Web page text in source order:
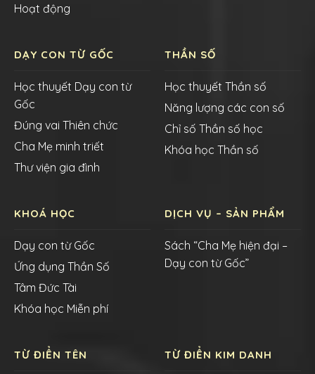
Hoạt động
DẠY CON TỪ GỐC
Học thuyết Dạy con từ
Gốc
Đúng vai Thiên chức
Cha Mẹ minh triết
Thư viện gia đình
THẦN SỐ
Học thuyết Thần số
Năng lượng các con số
Chỉ số Thần số học
Khóa học Thần số
KHOÁ HỌC
Dạy con từ Gốc
Ứng dụng Thần Số
Tâm Đức Tài
Khóa học Miễn phí
DỊCH VỤ – SẢN PHẨM
Sách “Cha Mẹ hiện đại –
Dạy con từ Gốc”
TỪ ĐIỂN TÊN TỪ ĐIỂN KIM DANH